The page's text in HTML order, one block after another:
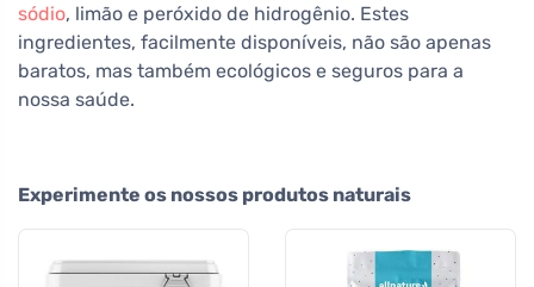
sódio, limão e peróxido de hidrogênio. Estes
ingredientes, facilmente disponíveis, não são apenas
baratos, mas também ecológicos e seguros para a
nossa saúde.
Experimente os nossos produtos naturais